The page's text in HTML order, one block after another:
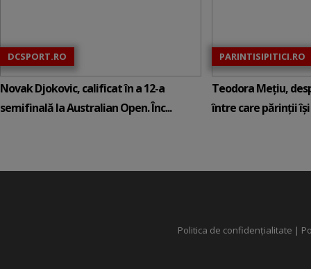
DCSPORT.RO
Novak Djokovic, calificat în a 12-a
semifinală la Australian Open. Înc...
PARINTISIPITICI.RO
Teodora Mețiu,
între care părinții își
Politica de confidențialitate |